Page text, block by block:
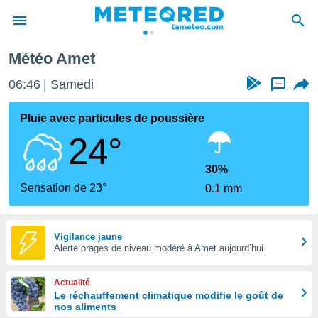
de
par
Météo Amet
06:46 Samedi ...
Pluie avec particules de poussière
24°
Sensation de 23°
30%
0.1 mm
Vigilance jaune
Alerte orages de niveau modéré à Amet aujourd’hui
Actualité
Le réchauffement climatique modifie le goût de
nos aliments